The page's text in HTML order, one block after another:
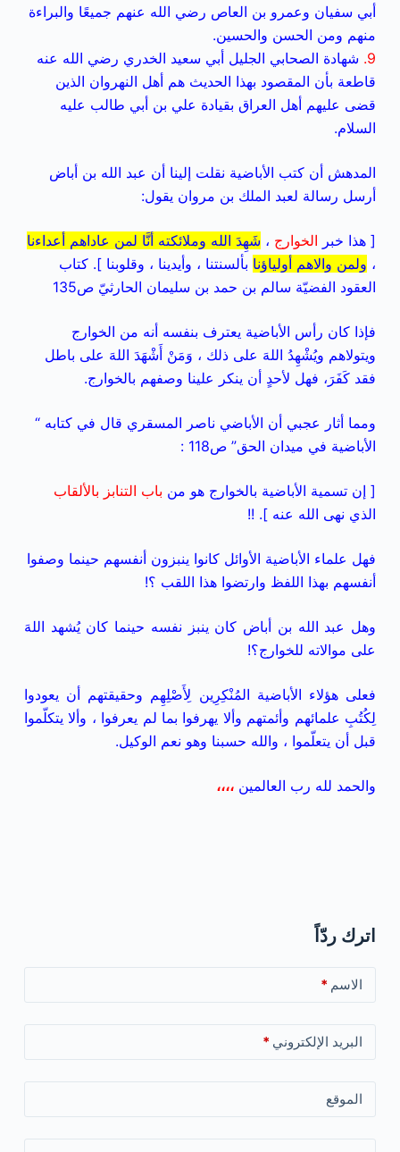
أبي سفيان وعمرو بن العاص رضي الله عنهم جميعًا والبراءة
منهم ومن الحسن والحسين.
9. شهادة الصحابي الجليل أبي سعيد الخدري رضي الله عنه
قاطعة بأن المقصود بهذا الحديث هم أهل النهروان الذين
قضى عليهم أهل العراق بقيادة علي بن أبي طالب عليه
السلام.
المدهش أن كتب الأباضية نقلت إلينا أن عبد الله بن أباض
أرسل رسالة لعبد الملك بن مروان يقول:
[ هذا خبر الخوارج ، شَهِدَ الله وملائكته أنَّا لمن عاداهم أعداءنا
، ولمن والاهم أولياؤنا بألسنتنا ، وأيدينا ، وقلوبنا ]. كتاب
العقود الفضيّة سالم بن حمد بن سليمان الحارثيّ ص135
فإذا كان رأس الأباضية يعترف بنفسه أنه من الخوارج
ويتولاهم ويُشْهِدُ اللهَ على ذلك ، وَمَنْ أَشْهَدَ اللهَ على باطل
فقد كَفَرَ، فهل لأحدٍ أن ينكر علينا وصفهم بالخوارج.
ومما أثار عجبي أن الأباضي ناصر المسقري قال في كتابه “
الأباضية في ميدان الحق” ص118 :
[ إن تسمية الأباضية بالخوارج هو من باب التنابز بالألقاب
الذي نهى الله عنه ]. !!
فهل علماء الأباضية الأوائل كانوا ينبزون أنفسهم حينما وصفوا
أنفسهم بهذا اللفظ وارتضوا هذا اللقب ؟!
وهل عبد الله بن أباض كان ينبز نفسه حينما كان يُشهد اللهَ
على موالاته للخوارج؟!
فعلى هؤلاء الأباضية المُنْكِرِين لِأَصْلِهِم وحقيقتهم أن يعودوا
لِكُتُبِ علمائهم وأئمتهم وألا يهرفوا بما لم يعرفوا ، وألا يتكلّموا
قبل أن يتعلّموا ، والله حسبنا وهو نعم الوكيل.
والحمد لله رب العالمين ،،،،
اترك ردّاً
الاسم *
البريد الإلكتروني *
الموقع